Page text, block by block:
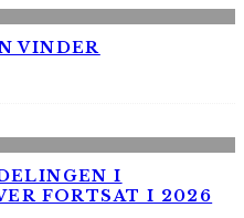
VINDER
I
FORTSAT I 2026